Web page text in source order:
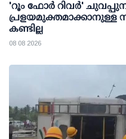
'റൂം ഫോര്‍ റിവര്‍'
പ്രളയമുക്തമാക്കാനുള്ള
കണ്ടില്ല
08 08 2026